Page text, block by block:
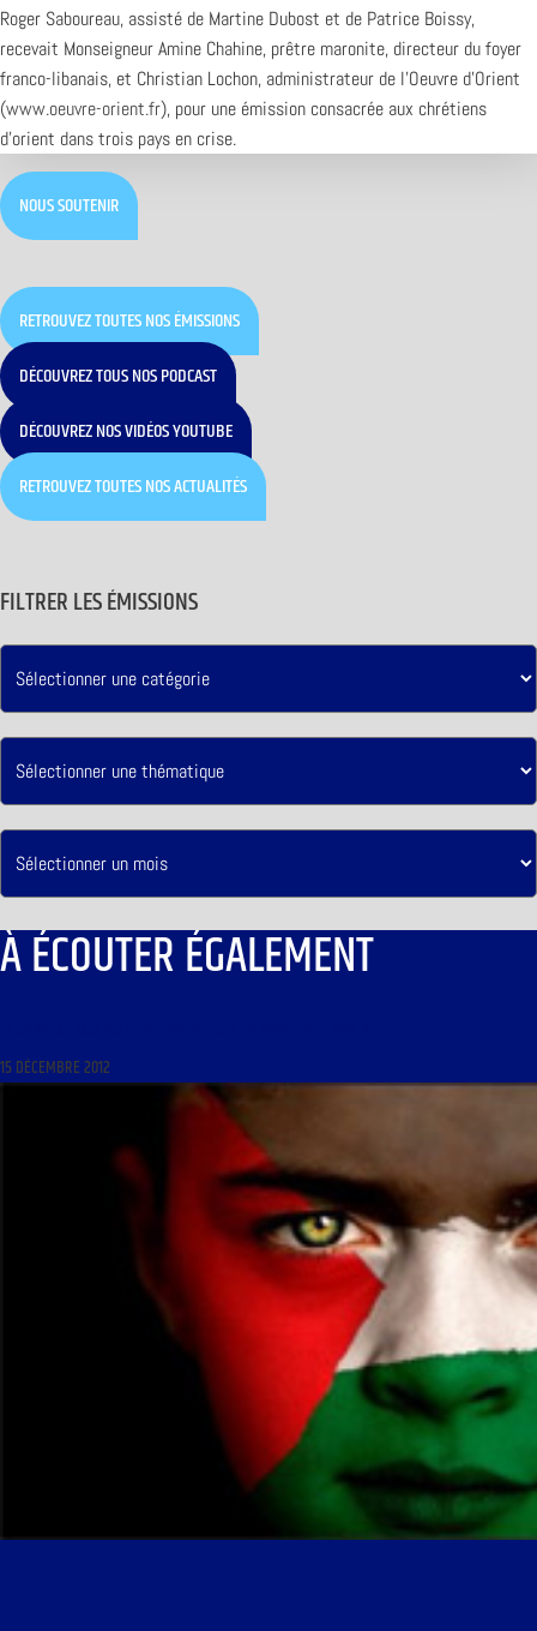
Roger Saboureau, assisté de Martine Dubost et de Patrice Boissy,
recevait Monseigneur Amine Chahine, prêtre maronite, directeur du foyer
franco-libanais, et Christian Lochon, administrateur de l’Oeuvre d’Orient
(www.oeuvre-orient.fr), pour une émission consacrée aux chrétiens
d’orient dans trois pays en crise.
NOUS SOUTENIR
RETROUVEZ TOUTES NOS ÉMISSIONS
DÉCOUVREZ TOUS NOS PODCAST
DÉCOUVREZ NOS VIDÉOS YOUTUBE
RETROUVEZ TOUTES NOS ACTUALITÉS
FILTRER LES ÉMISSIONS
À ÉCOUTER ÉGALEMENT
15 DÉCEMBRE 2012